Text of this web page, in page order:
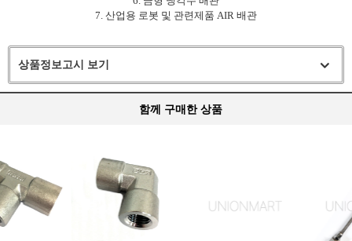
7. 산업용 로봇 및 관련제품 AIR 배관
상품정보고시 보기
함께 구매한 상품